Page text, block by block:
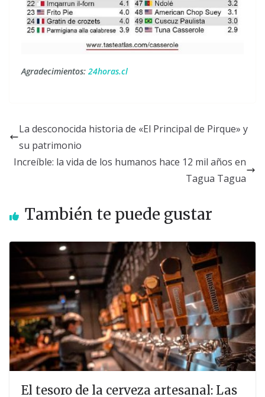
Agradecimientos: 24horas.cl
La desconocida historia de «El Principal de Pirque» y
su patrimonio
Increíble: la vida de los humanos hace 12 mil años en
Tagua Tagua
También te puede gustar
El tesoro de la cerveza artesanal: Las